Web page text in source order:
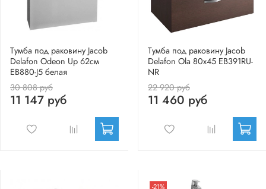
Тумба под раковину Jacob
Delafon Odeon Up 62см
EB880-J5 белая
30 808 руб
11 147 руб
Тумба под раковину Jacob
Delafon Ola 80x45 EB391RU-
NR
22 920 руб
11 460 руб
-21%